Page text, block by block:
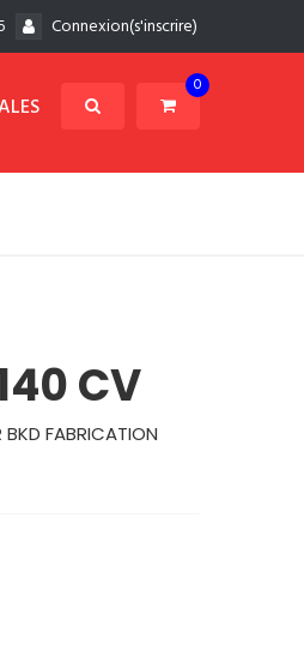
Connexion(s'inscrire)
0
CV
FABRICATION